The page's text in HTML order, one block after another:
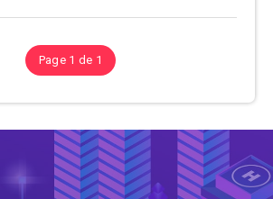
Page 1 de 1